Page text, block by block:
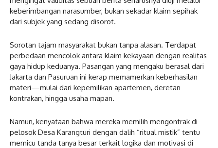
keberimbangan narasumber, bukan sekadar klaim sepihak
dari subjek yang sedang disorot.
Sorotan tajam masyarakat bukan tanpa alasan. Terdapat
perbedaan mencolok antara klaim kekayaan dengan realitas
gaya hidup keduanya. Pasangan yang mengaku berasal dari
Jakarta dan Pasuruan ini kerap memamerkan keberhasilan
materi—mulai dari kepemilikan apartemen, deretan
kontrakan, hingga usaha mapan.
Namun, kenyataan bahwa mereka memilih mengontrak di
pelosok Desa Karangturi dengan dalih “ritual mistik” tentu
memicu tanda tanya besar terkait logika dan motivasi di